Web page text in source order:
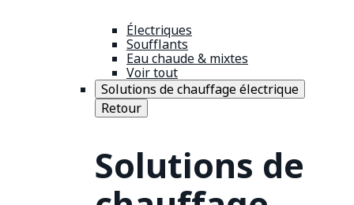
Électriques
Soufflants
Eau chaude & mixtes
Voir tout
Solutions de chauffage électrique
Retour
Solutions de